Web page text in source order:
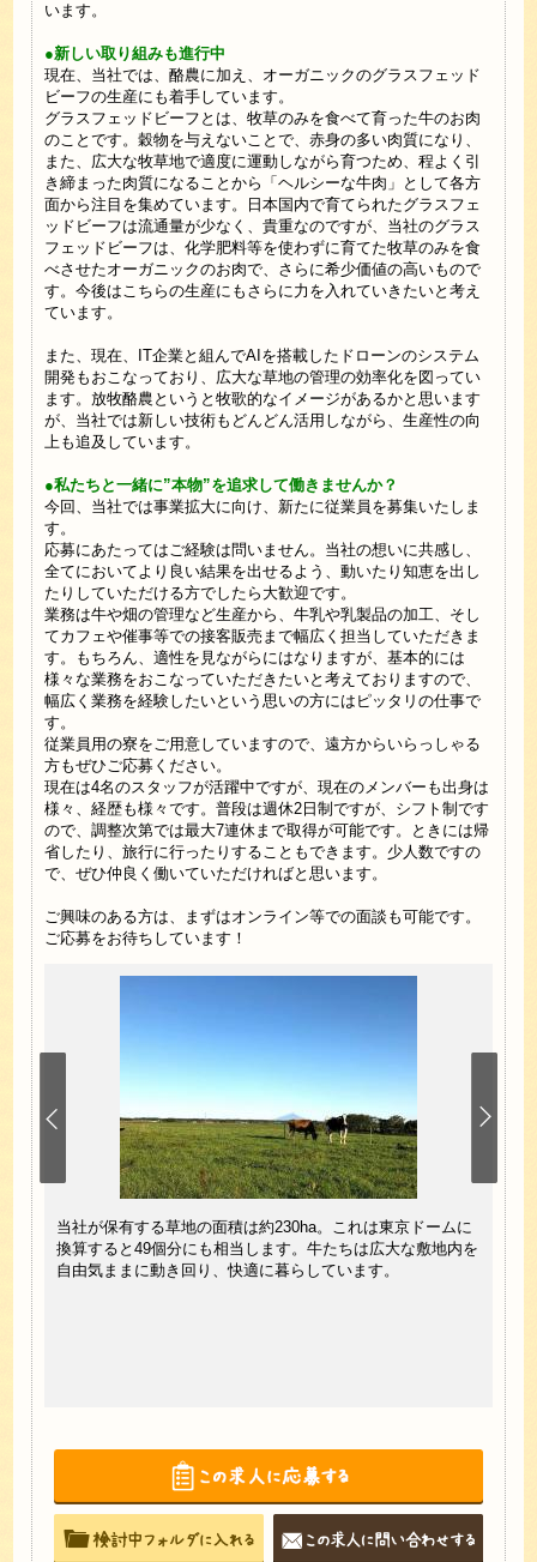
います。
●新しい取り組みも進行中
現在、当社では、酪農に加え、オーガニックのグラスフェッド
ビーフの生産にも着手しています。
グラスフェッドビーフとは、牧草のみを食べて育った牛のお肉
のことです。穀物を与えないことで、赤身の多い肉質になり、
また、広大な牧草地で適度に運動しながら育つため、程よく引
き締まった肉質になることから「ヘルシーな牛肉」として各方
面から注目を集めています。日本国内で育てられたグラスフェ
ッドビーフは流通量が少なく、貴重なのですが、当社のグラス
フェッドビーフは、化学肥料等を使わずに育てた牧草のみを食
べさせたオーガニックのお肉で、さらに希少価値の高いもので
す。今後はこちらの生産にもさらに力を入れていきたいと考え
ています。
また、現在、IT企業と組んでAIを搭載したドローンのシステム
開発もおこなっており、広大な草地の管理の効率化を図ってい
ます。放牧酪農というと牧歌的なイメージがあるかと思います
が、当社では新しい技術もどんどん活用しながら、生産性の向
上も追及しています。
●私たちと一緒に”本物”を追求して働きませんか？
今回、当社では事業拡大に向け、新たに従業員を募集いたしま
す。
応募にあたってはご経験は問いません。当社の想いに共感し、
全てにおいてより良い結果を出せるよう、動いたり知恵を出し
たりしていただける方でしたら大歓迎です。
業務は牛や畑の管理など生産から、牛乳や乳製品の加工、そし
てカフェや催事等での接客販売まで幅広く担当していただきま
す。もちろん、適性を見ながらにはなりますが、基本的には
様々な業務をおこなっていただきたいと考えておりますので、
幅広く業務を経験したいという思いの方にはピッタリの仕事で
す。
従業員用の寮をご用意していますので、遠方からいらっしゃる
方もぜひご応募ください。
現在は4名のスタッフが活躍中ですが、現在のメンバーも出身は
様々、経歴も様々です。普段は週休2日制ですが、シフト制です
ので、調整次第では最大7連休まで取得が可能です。ときには帰
省したり、旅行に行ったりすることもできます。少人数ですの
で、ぜひ仲良く働いていただければと思います。
ご興味のある方は、まずはオンライン等での面談も可能です。
ご応募をお待ちしています！
ル
亘
当社が保有する草地の面積は約230ha。これは東京ドームに
換算すると49個分にも相当します。牛たちは広大な敷地内を
自由気ままに動き回り、快適に暮らしています。
当
草
使
生